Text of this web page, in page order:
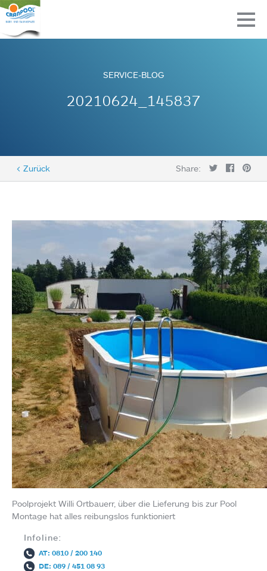
SERVICE-BLOG
20210624_145837
< Zurück Share:
Poolprojekt Willi Ortbauerr, über die Lieferung bis zur Pool
Montage hat alles reibungslos funktioniert
Infoline:
AT: 0810 / 200 140
DE: 089 / 451 08 93